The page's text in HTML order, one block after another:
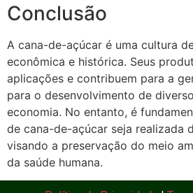
Conclusão
A cana-de-açúcar é uma cultura
econômica e histórica. Seus
aplicações e contribuem para a
para o desenvolvimento de
economia. No entanto, é
de cana-de-açúcar seja realizada
visando a preservação do meio
da saúde humana.